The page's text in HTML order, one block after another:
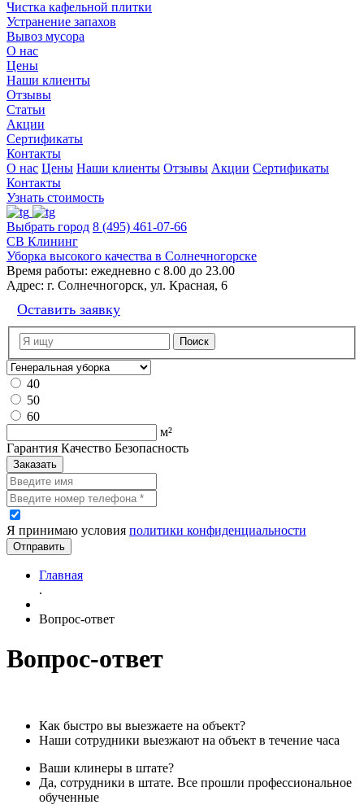
Чистка кафельной плитки
Устранение запахов
Вывоз мусора
О нас
Цены
Наши клиенты
Отзывы
Статьи
Акции
Сертификаты
Контакты
О нас Цены Наши клиенты Отзывы Акции Сертификаты
Контакты
Узнать стоимость
Выбрать город 8 (495) 461-07-66
СВ Клининг
Уборка высокого качества в Солнечногорске
Время работы: ежедневно с 8.00 до 23.00
Адрес: г. Солнечногорск, ул. Красная, 6
Оставить заявку
40
50
60
м²
Гарантия Качество Безопасность
Заказать
Я принимаю условия политики конфиденциальности
Отправить
Главная
.
Вопрос-ответ
Вопрос-ответ
Как быстро вы выезжаете на объект?
Наши сотрудники выезжают на объект в течение часа
Ваши клинеры в штате?
Да, сотрудники в штате. Все прошли профессиональное
обученные